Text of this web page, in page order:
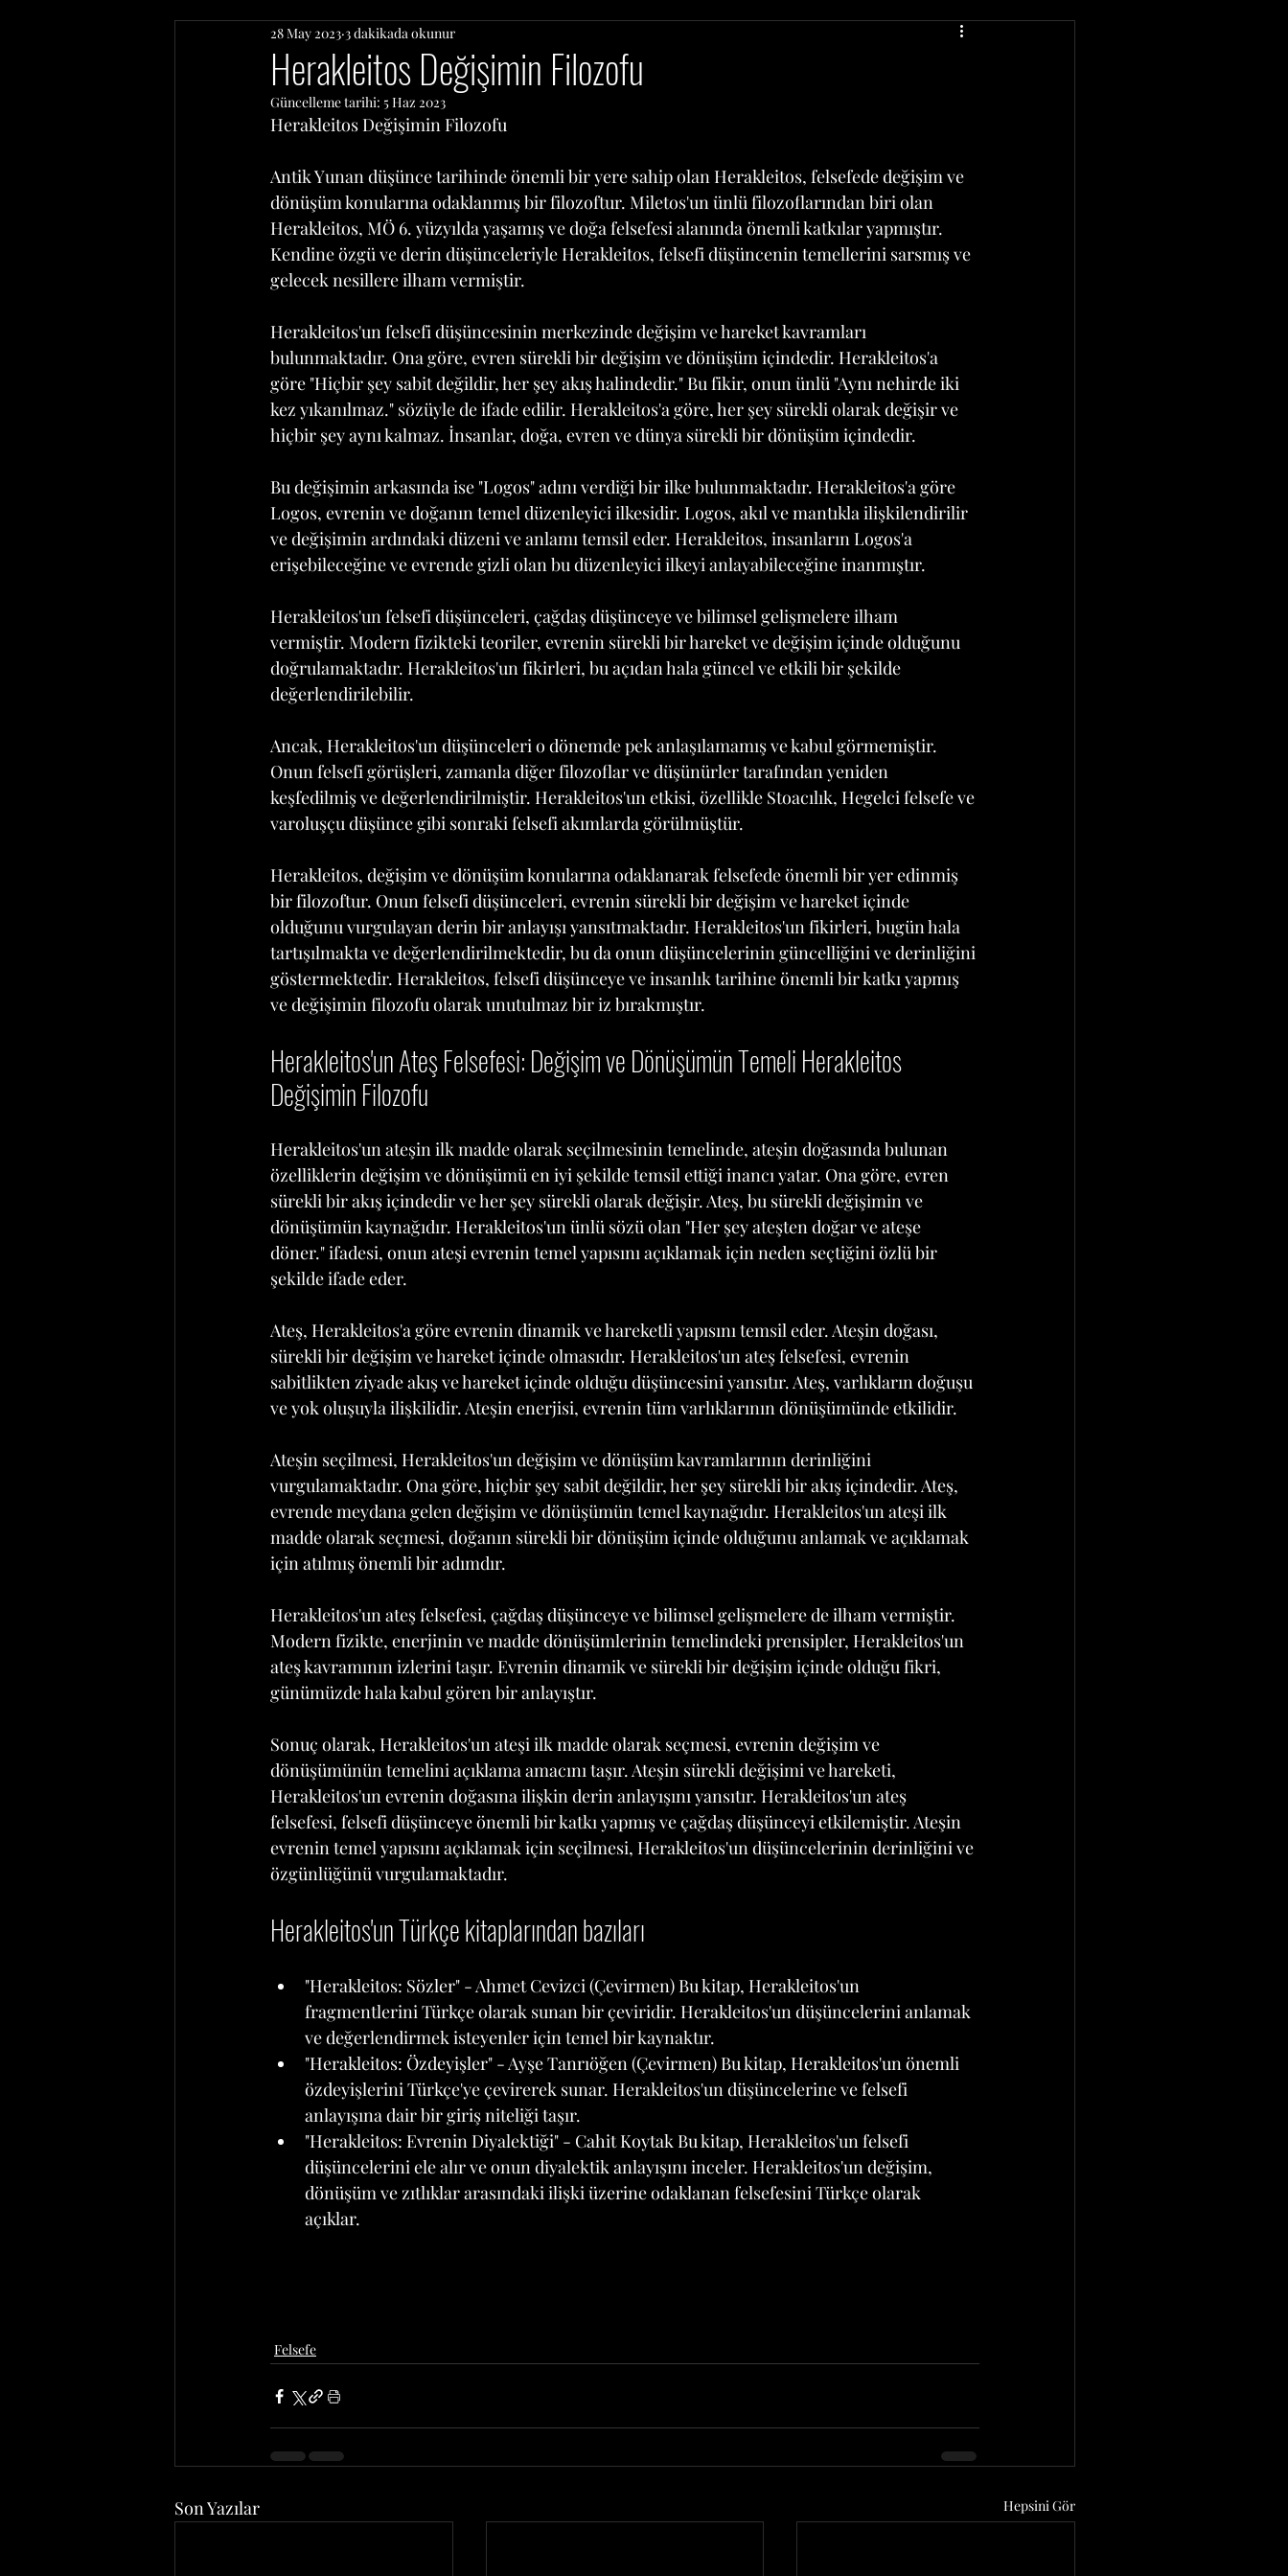
Herakleitos Değişimin Filozofu
28 May 2023 3 dakikada okunur
Güncelleme tarihi: 5 Haz 2023
Herakleitos Değişimin Filozofu
Antik Yunan düşünce tarihinde önemli bir yere sahip olan Herakleitos, felsefede değişim ve
dönüşüm konularına odaklanmış bir filozoftur. Miletos'un ünlü filozoflarından biri olan
Herakleitos, MÖ 6. yüzyılda yaşamış ve doğa felsefesi alanında önemli katkılar yapmıştır.
Kendine özgü ve derin düşünceleriyle Herakleitos, felsefi düşüncenin temellerini sarsmış ve
gelecek nesillere ilham vermiştir.
Herakleitos'un felsefi düşüncesinin merkezinde değişim ve hareket kavramları
bulunmaktadır. Ona göre, evren sürekli bir değişim ve dönüşüm içindedir. Herakleitos'a
göre "Hiçbir şey sabit değildir, her şey akış halindedir." Bu fikir, onun ünlü "Aynı nehirde iki
kez yıkanılmaz." sözüyle de ifade edilir. Herakleitos'a göre, her şey sürekli olarak değişir ve
hiçbir şey aynı kalmaz. İnsanlar, doğa, evren ve dünya sürekli bir dönüşüm içindedir.
Bu değişimin arkasında ise "Logos" adını verdiği bir ilke bulunmaktadır. Herakleitos'a göre
Logos, evrenin ve doğanın temel düzenleyici ilkesidir. Logos, akıl ve mantıkla ilişkilendirilir
ve değişimin ardındaki düzeni ve anlamı temsil eder. Herakleitos, insanların Logos'a
erişebileceğine ve evrende gizli olan bu düzenleyici ilkeyi anlayabileceğine inanmıştır.
Herakleitos'un felsefi düşünceleri, çağdaş düşünceye ve bilimsel gelişmelere ilham
vermiştir. Modern fizikteki teoriler, evrenin sürekli bir hareket ve değişim içinde olduğunu
doğrulamaktadır. Herakleitos'un fikirleri, bu açıdan hala güncel ve etkili bir şekilde
değerlendirilebilir.
Ancak, Herakleitos'un düşünceleri o dönemde pek anlaşılamamış ve kabul görmemiştir.
Onun felsefi görüşleri, zamanla diğer filozoflar ve düşünürler tarafından yeniden
keşfedilmiş ve değerlendirilmiştir. Herakleitos'un etkisi, özellikle Stoacılık, Hegelci felsefe ve
varoluşçu düşünce gibi sonraki felsefi akımlarda görülmüştür.
Herakleitos, değişim ve dönüşüm konularına odaklanarak felsefede önemli bir yer edinmiş
bir filozoftur. Onun felsefi düşünceleri, evrenin sürekli bir değişim ve hareket içinde
olduğunu vurgulayan derin bir anlayışı yansıtmaktadır. Herakleitos'un fikirleri, bugün hala
tartışılmakta ve değerlendirilmektedir, bu da onun düşüncelerinin güncelliğini ve derinliğini
göstermektedir. Herakleitos, felsefi düşünceye ve insanlık tarihine önemli bir katkı yapmış
ve değişimin filozofu olarak unutulmaz bir iz bırakmıştır.
Herakleitos'un Ateş Felsefesi: Değişim ve Dönüşümün Temeli Herakleitos
Değişimin Filozofu
Herakleitos'un ateşin ilk madde olarak seçilmesinin temelinde, ateşin doğasında bulunan
özelliklerin değişim ve dönüşümü en iyi şekilde temsil ettiği inancı yatar. Ona göre, evren
sürekli bir akış içindedir ve her şey sürekli olarak değişir. Ateş, bu sürekli değişimin ve
dönüşümün kaynağıdır. Herakleitos'un ünlü sözü olan "Her şey ateşten doğar ve ateşe
döner." ifadesi, onun ateşi evrenin temel yapısını açıklamak için neden seçtiğini özlü bir
şekilde ifade eder.
Ateş, Herakleitos'a göre evrenin dinamik ve hareketli yapısını temsil eder. Ateşin doğası,
sürekli bir değişim ve hareket içinde olmasıdır. Herakleitos'un ateş felsefesi, evrenin
sabitlikten ziyade akış ve hareket içinde olduğu düşüncesini yansıtır. Ateş, varlıkların doğuşu
ve yok oluşuyla ilişkilidir. Ateşin enerjisi, evrenin tüm varlıklarının dönüşümünde etkilidir.
Ateşin seçilmesi, Herakleitos'un değişim ve dönüşüm kavramlarının derinliğini
vurgulamaktadır. Ona göre, hiçbir şey sabit değildir, her şey sürekli bir akış içindedir. Ateş,
evrende meydana gelen değişim ve dönüşümün temel kaynağıdır. Herakleitos'un ateşi ilk
madde olarak seçmesi, doğanın sürekli bir dönüşüm içinde olduğunu anlamak ve açıklamak
için atılmış önemli bir adımdır.
Herakleitos'un ateş felsefesi, çağdaş düşünceye ve bilimsel gelişmelere de ilham vermiştir.
Modern fizikte, enerjinin ve madde dönüşümlerinin temelindeki prensipler, Herakleitos'un
ateş kavramının izlerini taşır. Evrenin dinamik ve sürekli bir değişim içinde olduğu fikri,
günümüzde hala kabul gören bir anlayıştır.
Sonuç olarak, Herakleitos'un ateşi ilk madde olarak seçmesi, evrenin değişim ve
dönüşümünün temelini açıklama amacını taşır. Ateşin sürekli değişimi ve hareketi,
Herakleitos'un evrenin doğasına ilişkin derin anlayışını yansıtır. Herakleitos'un ateş
felsefesi, felsefi düşünceye önemli bir katkı yapmış ve çağdaş düşünceyi etkilemiştir. Ateşin
evrenin temel yapısını açıklamak için seçilmesi, Herakleitos'un düşüncelerinin derinliğini ve
özgünlüğünü vurgulamaktadır.
Herakleitos'un Türkçe kitaplarından bazıları
"Herakleitos: Sözler" - Ahmet Cevizci (Çevirmen) Bu kitap, Herakleitos'un
fragmentlerini Türkçe olarak sunan bir çeviridir. Herakleitos'un düşüncelerini anlamak
ve değerlendirmek isteyenler için temel bir kaynaktır.
"Herakleitos: Özdeyişler" - Ayşe Tanrıöğen (Çevirmen) Bu kitap, Herakleitos'un önemli
özdeyişlerini Türkçe'ye çevirerek sunar. Herakleitos'un düşüncelerine ve felsefi
anlayışına dair bir giriş niteliği taşır.
"Herakleitos: Evrenin Diyalektiği" - Cahit Koytak Bu kitap, Herakleitos'un felsefi
düşüncelerini ele alır ve onun diyalektik anlayışını inceler. Herakleitos'un değişim,
dönüşüm ve zıtlıklar arasındaki ilişki üzerine odaklanan felsefesini Türkçe olarak
açıklar.
Felsefe
Son Yazılar Hepsini Gör